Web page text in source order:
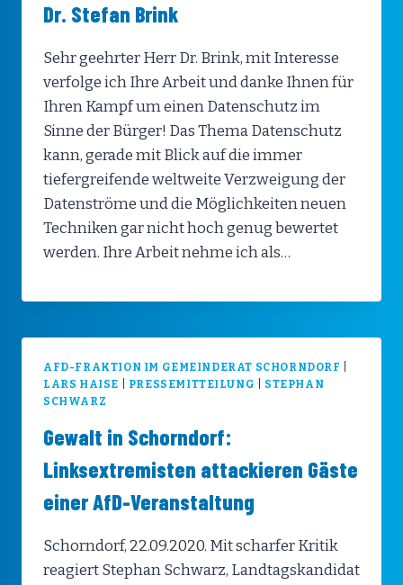
Dr. Stefan Brink
Sehr geehrter Herr Dr. Brink, mit Interesse
verfolge ich Ihre Arbeit und danke Ihnen für
Ihren Kampf um einen Datenschutz im
Sinne der Bürger! Das Thema Datenschutz
kann, gerade mit Blick auf die immer
tiefergreifende weltweite Verzweigung der
Datenströme und die Möglichkeiten neuen
Techniken gar nicht hoch genug bewertet
werden. Ihre Arbeit nehme ich als…
AFD-FRAKTION IM GEMEINDERAT SCHORNDORF
LARS HAISE
PRESSEMITTEILUNG
STEPHAN
SCHWARZ
Gewalt in Schorndorf:
Linksextremisten attackieren Gäste
einer AfD-Veranstaltung
Schorndorf, 22.09.2020. Mit scharfer Kritik
reagiert Stephan Schwarz, Landtagskandidat